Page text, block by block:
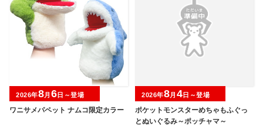
ワニサメパペット ナムコ限定カラー
2026年8月 6日～登場
ポケットモンスターめちゃもふぐっ
とぬいぐるみ～ポッチャマ～
2026年8月 4日～登場